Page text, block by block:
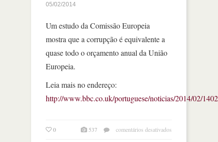
05/02/2014
Um estudo da Comissão Europeia
mostra que a corrupção é equivalente a
quase todo o orçamento anual da União
Europeia.
Leia mais no endereço:
http://www.bbc.co.uk/portuguese/noticias/2014/02/
0 537 comentários desativados